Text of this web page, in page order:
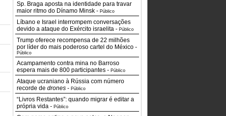
Sp. Braga aposta na identidade para travar
maior ritmo do Dínamo Minsk - Público
Líbano e Israel interrompem conversações
devido a ataque do Exército israelita - Público
Trump oferece recompensa de 22 milhões
por líder do mais poderoso cartel do México -
Público
Acampamento contra mina no Barroso
espera mais de 800 participantes - Público
Ataque ucraniano à Rússia com número
recorde de drones - Público
“Livros Restantes”: quando migrar é editar a
própria vida - Público